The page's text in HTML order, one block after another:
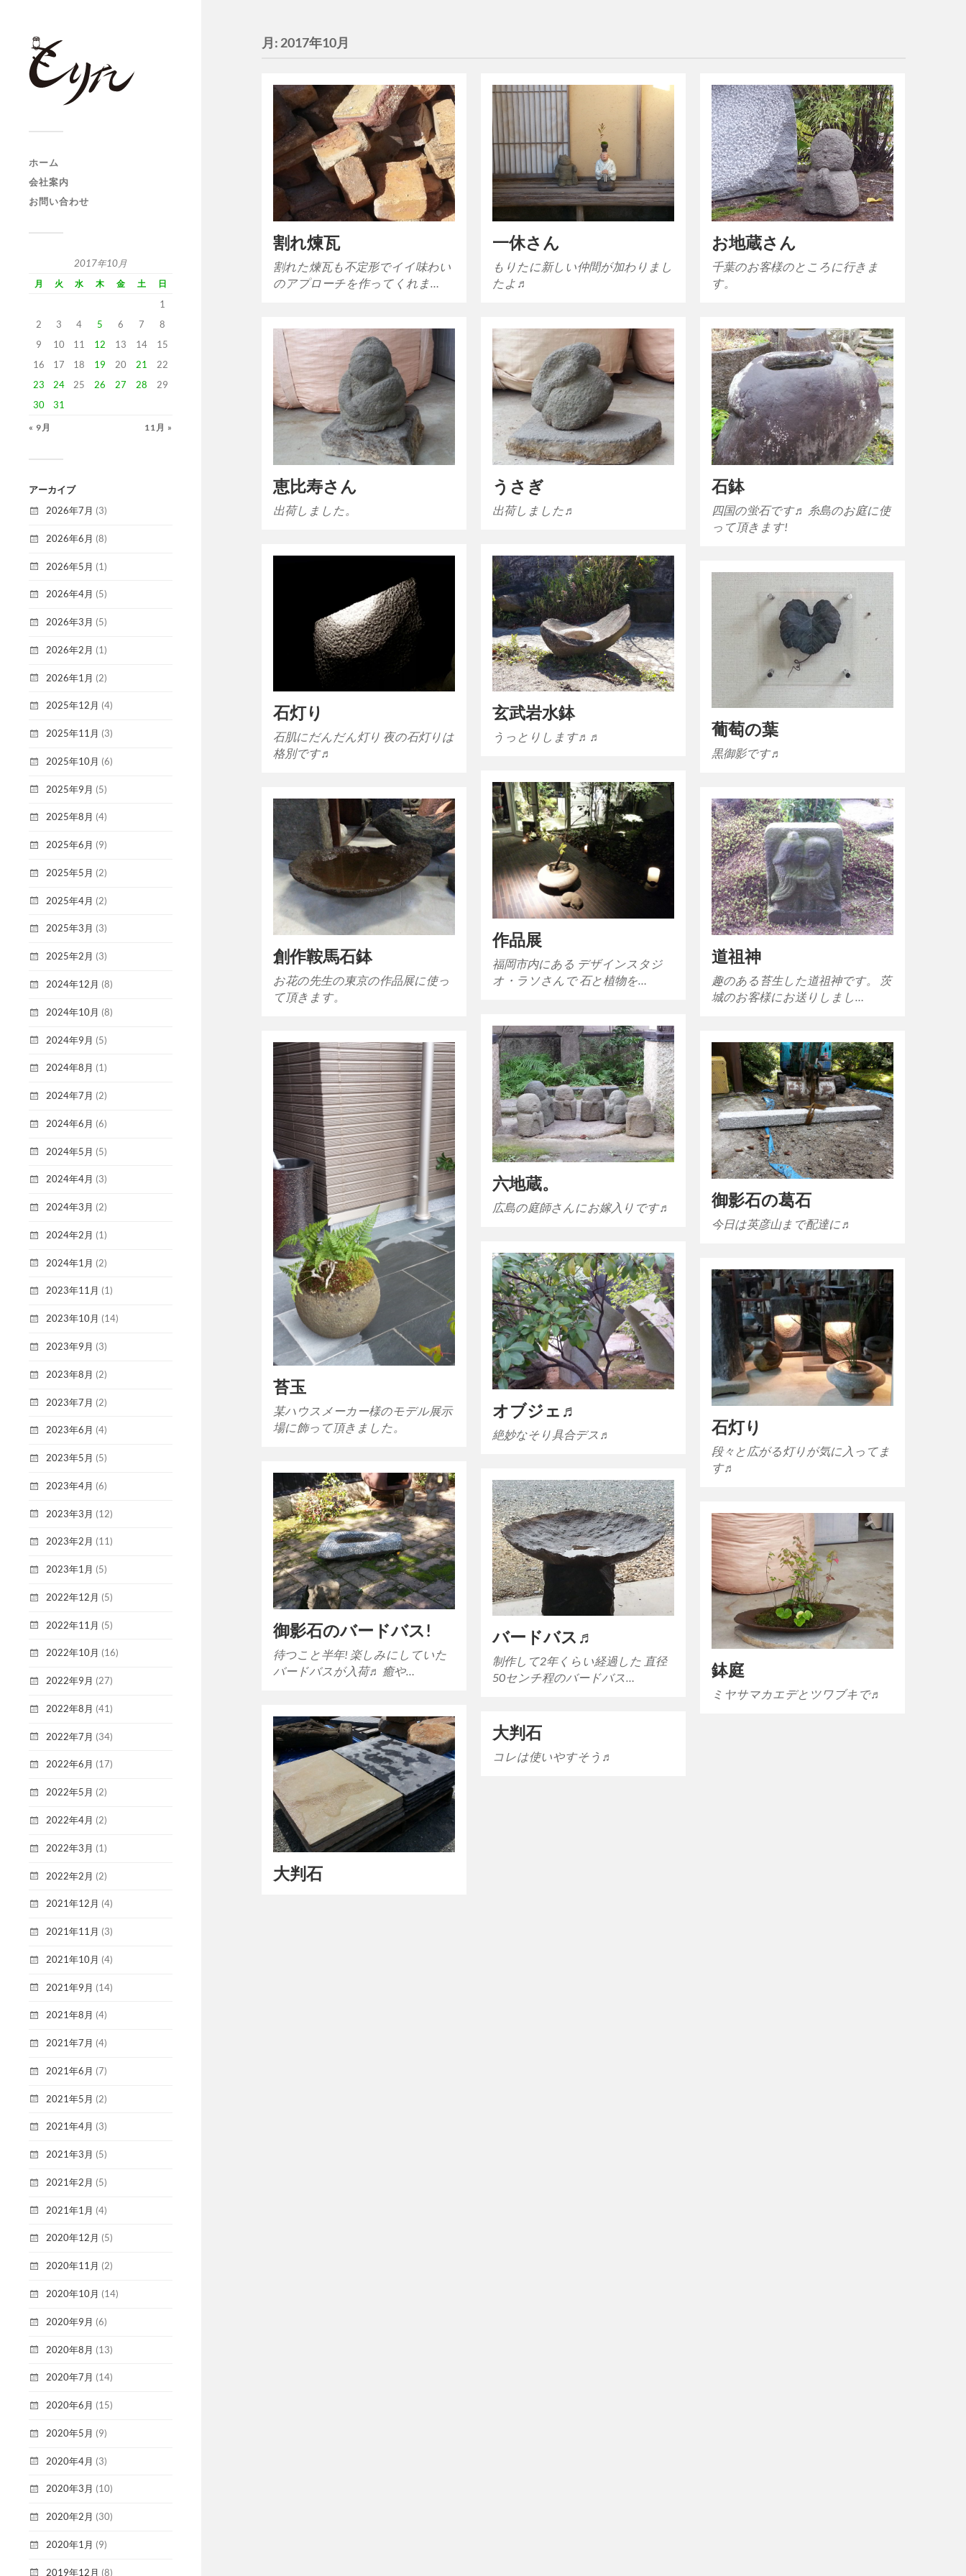
ホーム
会社案内
お問い合わせ
2017年10月
月 火 水 木 金 土 日
1
2
3 4 5 6 7
8
9
10 11 12 13 14
15
16
17 18 19 20 21
22
23
24 25 26 27 28
29
30
31
« 9月 11月 »
アーカイブ
2026年7月 (3)
2026年6月 (8)
2026年5月 (1)
2026年4月 (5)
2026年3月 (5)
2026年2月 (1)
2026年1月 (2)
2025年12月 (4)
2025年11月 (3)
2025年10月 (6)
2025年9月 (5)
2025年8月 (4)
2025年6月 (9)
2025年5月 (2)
2025年4月 (2)
2025年3月 (3)
2025年2月 (3)
2024年12月 (8)
2024年10月 (8)
2024年9月 (5)
2024年8月 (1)
2024年7月 (2)
2024年6月 (6)
2024年5月 (5)
2024年4月 (3)
2024年3月 (2)
2024年2月 (1)
2024年1月 (2)
2023年11月 (1)
2023年10月 (14)
2023年9月 (3)
2023年8月 (2)
2023年7月 (2)
2023年6月 (4)
2023年5月 (5)
2023年4月 (6)
2023年3月 (12)
2023年2月 (11)
2023年1月 (5)
2022年12月 (5)
2022年11月 (5)
2022年10月 (16)
2022年9月 (27)
2022年8月 (41)
2022年7月 (34)
2022年6月 (17)
2022年5月 (2)
2022年4月 (2)
2022年3月 (1)
2022年2月 (2)
2021年12月 (4)
2021年11月 (3)
2021年10月 (4)
2021年9月 (14)
2021年8月 (4)
2021年7月 (4)
2021年6月 (7)
2021年5月 (2)
2021年4月 (3)
2021年3月 (5)
2021年2月 (5)
2021年1月 (4)
2020年12月 (5)
2020年11月 (2)
2020年10月 (14)
2020年9月 (6)
2020年8月 (13)
2020年7月 (14)
2020年6月 (15)
2020年5月 (9)
2020年4月 (3)
2020年3月 (10)
2020年2月 (30)
2020年1月 (9)
2019年12月 (8)
月: 2017年10月
割れ煉瓦
割れた煉瓦も不定形でイイ味わい
のアプローチを作ってくれま…
一休さん
もりたに新しい仲間が加わりまし
たよ♬
お地蔵さん
千葉のお客様のところに行きま
す。
恵比寿さん
出荷しました。
うさぎ
出荷しました♬
石鉢
四国の蛍石です♬ 糸島のお庭に使
って頂きます!
石灯り
石肌にだんだん灯り 夜の石灯りは
格別です♬
玄武岩水鉢
うっとりします♬♬ 葡萄の葉
黒御影です♬
作品展
福岡市内にある デザインスタジ
オ・ラソさんで 石と植物を…
創作鞍馬石鉢
お花の先生の東京の作品展に使っ
て頂きます。
道祖神
趣のある苔生した道祖神です。 茨
城のお客様にお送りしまし…
六地蔵。
広島の庭師さんにお嫁入りです♬
苔玉
某ハウスメーカー様のモデル展示
場に飾って頂きました。
御影石の葛石
今日は英彦山まで配達に♬
オブジェ♬
絶妙なそり具合デス♬ 石灯り
段々と広がる灯りが気に入ってま
す♬
御影石のバードバス!
待つこと半年! 楽しみにしていた
バードバスが入荷♬ 癒や…
バードバス♬
制作して2年くらい経過した 直径
50センチ程のバードバス…
鉢庭
ミヤサマカエデとツワブキで♬
大判石
大判石
コレは使いやすそう♬